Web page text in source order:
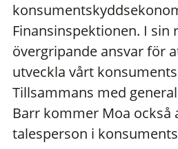
Finansinspektionen. I sin
övergripande ansvar för
utveckla vårt
Tillsammans med
Barr kommer Moa också
talesperson i